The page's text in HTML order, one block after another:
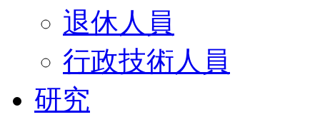
退休人員
行政技術人員
研究